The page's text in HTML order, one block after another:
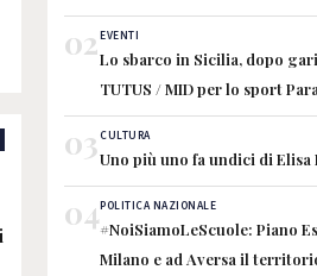
02EVENTI
Lo sbarco in Sicilia, dopo
TUTUS / MID per lo sport
03CULTURA
Uno più uno fa undici di Elisa
04POLITICA NAZIONALE
#NoiSiamoLeScuole: Piano
Milano e ad Aversa il